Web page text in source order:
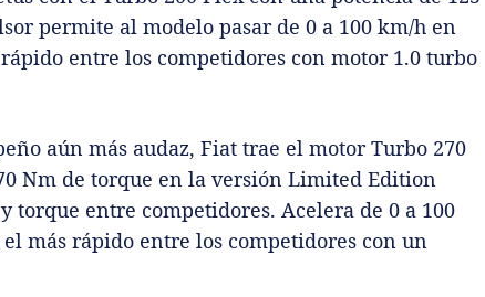
permite al modelo pasar de 0 a 100 km/h en
entre los competidores con motor 1.0 turbo
aún más audaz, Fiat trae el motor Turbo 270
Nm de torque en la versión Limited Edition
torque entre competidores. Acelera de 0 a 100
más rápido entre los competidores con un